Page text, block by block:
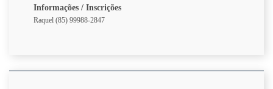
Informações / Inscrições
Raquel (85) 99988-2847